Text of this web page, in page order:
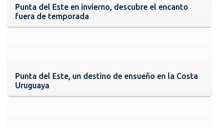
Punta del Este en invierno, descubre el encanto
fuera de temporada
Punta del Este, un destino de ensueño en la Costa
Uruguaya